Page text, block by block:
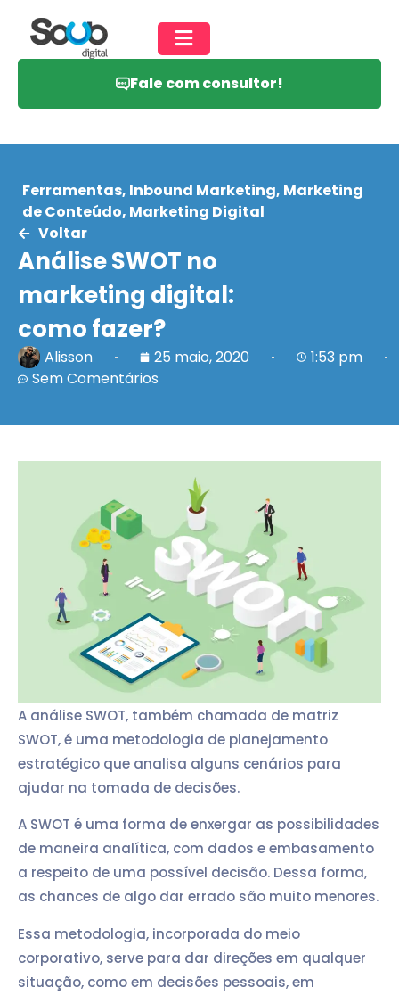
Fale com consultor!
Ferramentas, Inbound Marketing, Marketing
de Conteúdo, Marketing Digital
Voltar
Análise SWOT no
marketing digital:
como fazer?
Alisson 25 maio, 2020
1:53 pm
Sem Comentários
A análise SWOT, também chamada de matriz
SWOT, é uma metodologia de planejamento
estratégico que analisa alguns cenários para
ajudar na tomada de decisões.
A SWOT é uma forma de enxergar as possibilidades
de maneira analítica, com dados e embasamento
a respeito de uma possível decisão. Dessa forma,
as chances de algo dar errado são muito menores.
Essa metodologia, incorporada do meio
corporativo, serve para dar direções em qualquer
situação, como em decisões pessoais, em